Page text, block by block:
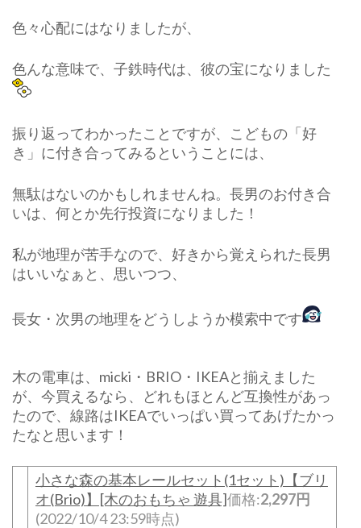
色々心配にはなりましたが、
色んな意味で、​子鉄時代は、彼の宝になりました
振り返ってわかったことですが、こどもの「好
き」に付き合ってみるということには、
無駄はないのかもしれませんね。長男のお付き合
いは、何とか先行投資になりました！
私が地理が苦手なので、好きから覚えられた長男
はいいなぁと、思いつつ、
長女・次男の地理をどうしようか模索中です
木の電車は、micki・BRIO・IKEAと揃えました
が、今買えるなら、どれもほとんど互換性があっ
たので、線路はIKEAでいっぱい買ってあげたかっ
たなと思います！
小さな森の基本レールセット(1セット)【ブリ
オ(Brio)】[木のおもちゃ 遊具]価格:2,297円
(2022/10/4 23:59時点)